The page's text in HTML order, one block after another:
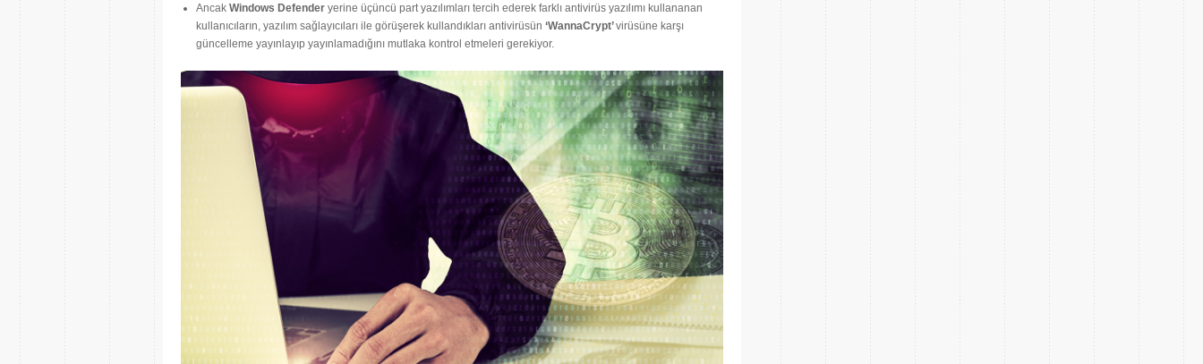
Ancak Windows Defender yerine üçüncü part yazılımları tercih ederek farklı antivirüs yazılımı kullananan
kullanıcıların, yazılım sağlayıcıları ile görüşerek kullandıkları antivirüsün ‘WannaCrypt’virüsüne karşı
güncelleme yayınlayıp yayınlamadığını mutlaka kontrol etmeleri gerekiyor.